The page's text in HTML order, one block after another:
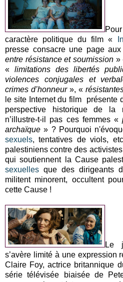
caractère politique du film «
presse consacre une page
entre résistance et soumission»
« limitations des libertés
violences conjugales et
crimes d’honneur», «
le site Internet du film présente
perspective historique de la
n’illustre-t-il pas ces femmes «
archaïque » ? Pourquoi
sexuels, tentatives de viols,
palestiniens contre des
qui soutiennent la Cause
sexuelles que des dirigeants
militent minorent, occultent
cette Cause !
Le
s’avère limité à une expression
Claire Foy, actrice britannique
série télévisée biaisée de